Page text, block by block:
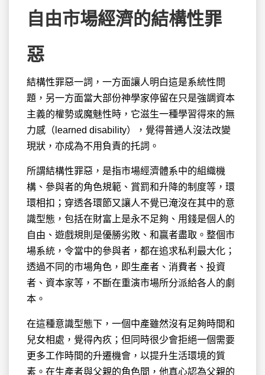
自由市場經濟的結構性罪
惡
結構性罪惡一詞，一方面讓人明白這是系統性問
題，另一方面當大部份神學家停留在只是強調資本
主義的權勢或魔魅性時，它滋生一種學習得來的無
力感（learned disability），覺得普通人沒法改變
現狀，亦成為不用負責的托詞。
所謂結構性罪惡，是指市場經濟體系中的組織機
構、參與者的角色規範、賞罰和升降的制度等，環
環相扣；穿透各環節又讓人不覺已淹沒在其中的意
識型態，包括在財富上是永不足夠、用錢是個人的
自由、遊戲規則是優勝劣敗、和贏者盡取。整個市
場系統，令當中的參與者，都在追求私利最大化；
透過不同的市場角色，即生產者、消費者、投資
者、資本家等，不斷在重演市場所分派給各人的劇
本。
在這種意識型態下，一個中產雖然沒有足夠時間和
兒女相處，覺得內疚；但同時很少會拒絕一個需要
更多工作時間的升遷機會，以提升生活環境的質
素。在生產者與父親的角色間，他真心認為父親的